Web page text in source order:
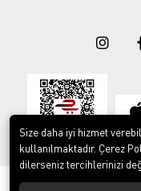
© 2023ERY İş
Size daha iyi hizmet
kullanılmaktadır. Çerez
dilerseniz tercihlerinizi